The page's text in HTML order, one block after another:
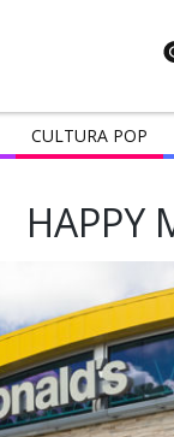
CULTURA POP
HAPPY